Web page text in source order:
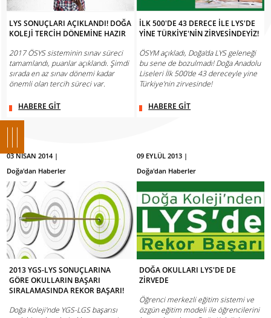
LYS SONUÇLARI AÇIKLANDI! DOĞA
KOLEJİ TERCİH DÖNEMİNE HAZIR
2017 ÖSYS sisteminin sınav süreci
tamamlandı, puanlar açıklandı. Şimdi
sırada en az sınav dönemi kadar
önemli olan tercih süreci var.
HABERE GİT
İLK 500'DE 43 DERECE İLE LYS'DE
YİNE TÜRKİYE'NİN ZİRVESİNDEYİZ!
ÖSYM açıkladı, Doğa'da LYS geleneği
bu sene de bozulmadı! Doğa Anadolu
Liseleri İlk 500'de 43 dereceyle yine
Türkiye'nin zirvesinde!
HABERE GİT
03 NİSAN 2014 |
Doğa'dan Haberler
2013 YGS-LYS SONUÇLARINA
GÖRE OKULLARIN BAŞARI
SIRALAMASINDA REKOR BAŞARI!
Doğa Koleji'nde YGS-LGS başarısı
09 EYLÜL 2013 |
Doğa'dan Haberler
DOĞA OKULLARI LYS'DE DE
ZİRVEDE
Öğrenci merkezli eğitim sistemi ve
özgün eğitim modeli ile öğrencilerini